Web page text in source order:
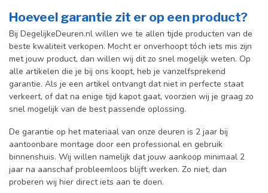
Hoeveel garantie zit er op een product?
Bij DegelijkeDeuren.nl willen we te allen tijde producten van de
beste kwaliteit verkopen. Mocht er onverhoopt tóch iets mis zijn
met jouw product, dan willen wij dit zo snel mogelijk weten. Op
alle artikelen die je bij ons koopt, heb je vanzelfsprekend
garantie. Als je een artikel ontvangt dat niet in perfecte staat
verkeert, of dat na enige tijd kapot gaat, voorzien wij je graag zo
snel mogelijk van de best passende oplossing.
De garantie op het materiaal van onze deuren is 2 jaar bij
aantoonbare montage door een professional en gebruik
binnenshuis. Wij willen namelijk dat jouw aankoop minimaal 2
jaar na aanschaf probleemloos blijft werken. Zo niet, dan
proberen wij hier direct iets aan te doen.